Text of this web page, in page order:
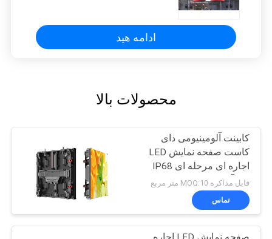
ادامه هید
محصولات بالا
کابینت آلومینیومی دای
کاست صفحه نمایش LED
اجاره ای مرحله ای IP68
ضد آب
قابل مذاکره MOQ:10 متر مربع
تماس